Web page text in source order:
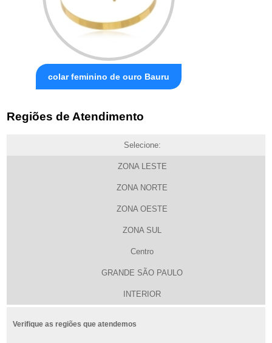
colar feminino de ouro Bauru
Regiões de Atendimento
Selecione:
ZONA LESTE
ZONA NORTE
ZONA OESTE
ZONA SUL
Centro
GRANDE SÃO PAULO
INTERIOR
Verifique as regiões que atendemos